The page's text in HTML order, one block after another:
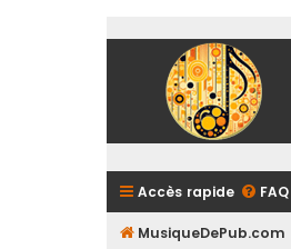
Accès rapide FAQ
MusiqueDePub.com